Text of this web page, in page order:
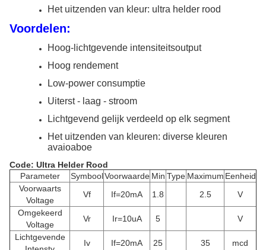
Het uitzenden van kleur: ultra helder rood
Voordelen:
Hoog-lichtgevende intensiteitsoutput
Hoog rendement
Low-power consumptie
Uiterst - laag - stroom
Lichtgevend gelijk verdeeld op elk segment
Het uitzenden van kleuren: diverse kleuren
avaioaboe
Code: Ultra Helder Rood
Parameter
SymboolVoorwaarde Min Type Maximum Eenheid
Voorwaarts
Voltage
Vf If=20mA 1.8 2.5
V
Omgekeerd
Voltage
Vr Ir=10uA 5
V
Lichtgevende
Iv If=20mA 25 35
mcd